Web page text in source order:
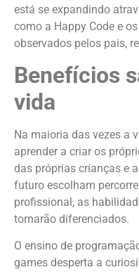
está se expandindo
como a Happy Code e
observados pelos pais,
Benefícios
vida
Na maioria das vezes a
aprender a criar os
das próprias crianças e
futuro escolham
profissional, as
tornarão diferenciados.
O ensino de
games desperta a